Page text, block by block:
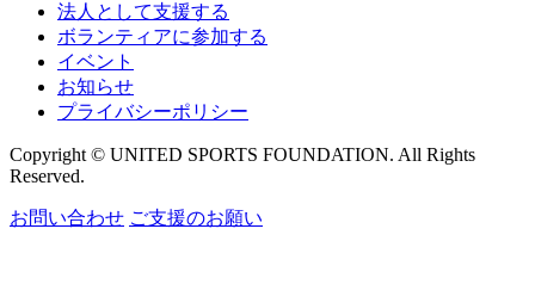
法人として支援する
ボランティアに参加する
イベント
お知らせ
プライバシーポリシー
Copyright © UNITED SPORTS FOUNDATION. All Rights
Reserved.
お問い合わせ ご支援のお願い